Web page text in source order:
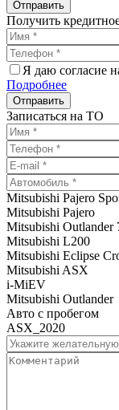
Получить
Я даю согласие
Подробнее
Записаться на ТО
Mitsubishi Pajero
Mitsubishi Pajero
Mitsubishi Outlander
Mitsubishi L200
Mitsubishi Eclipse
Mitsubishi ASX
i-MiEV
Mitsubishi Outlander
Авто с пробегом
ASX_2020